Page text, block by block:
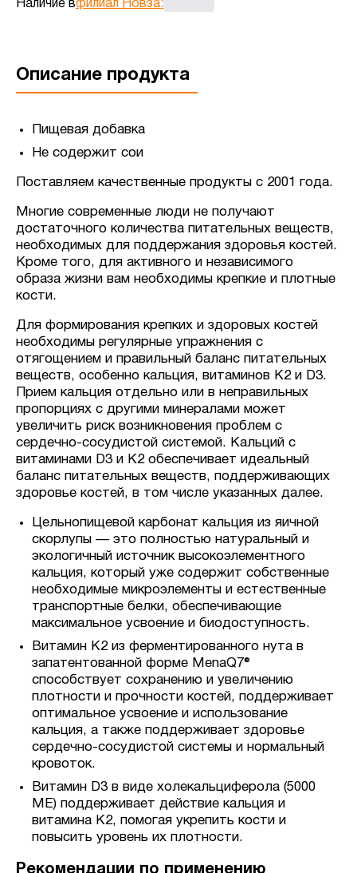
Наличие вфилиал Новза:
Описание продукта
Пищевая добавка
Не содержит сои
Поставляем качественные продукты с 2001 года.
Многие современные люди не получают
достаточного количества питательных веществ,
необходимых для поддержания здоровья костей.
Кроме того, для активного и независимого
образа жизни вам необходимы крепкие и плотные
кости.
Для формирования крепких и здоровых костей
необходимы регулярные упражнения с
отягощением и правильный баланс питательных
веществ, особенно кальция, витаминов K2 и D3.
Прием кальция отдельно или в неправильных
пропорциях с другими минералами может
увеличить риск возникновения проблем с
сердечно-сосудистой системой. Кальций с
витаминами D3 и K2 обеспечивает идеальный
баланс питательных веществ, поддерживающих
здоровье костей, в том числе указанных далее.
Цельнопищевой карбонат кальция из яичной
скорлупы — это полностью натуральный и
экологичный источник высокоэлементного
кальция, который уже содержит собственные
необходимые микроэлементы и естественные
транспортные белки, обеспечивающие
максимальное усвоение и биодоступность.
Витамин K2 из ферментированного нута в
запатентованной форме MenaQ7®
способствует сохранению и увеличению
плотности и прочности костей, поддерживает
оптимальное усвоение и использование
кальция, а также поддерживает здоровье
сердечно-сосудистой системы и нормальный
кровоток.
Витамин D3 в виде холекальциферола (5000
МЕ) поддерживает действие кальция и
витамина K2, помогая укрепить кости и
повысить уровень их плотности.
Рекомендации по применению